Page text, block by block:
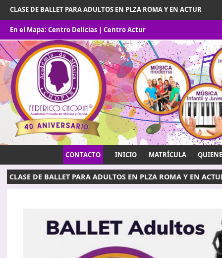
CLASE DE BALLET PARA ADULTOS EN PLZA ROMA Y EN ACTUR
En el Mapa:Centro Delicias |Centro Actur
CONTACTO INICIO MATRÍCULA
CLASE DE BALLET PARA ADULTOS EN PLZA ROMA Y EN